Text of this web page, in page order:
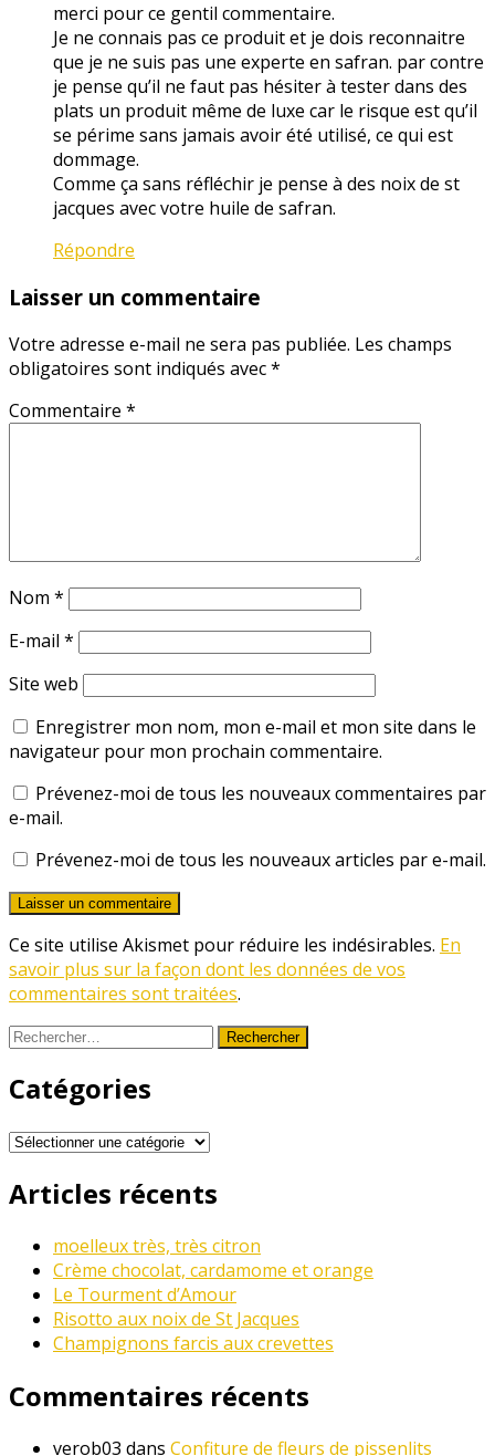
merci pour ce gentil commentaire.
Je ne connais pas ce produit et je dois reconnaitre
que je ne suis pas une experte en safran. par contre
je pense qu’il ne faut pas hésiter à tester dans des
plats un produit même de luxe car le risque est qu’il
se périme sans jamais avoir été utilisé, ce qui est
dommage.
Comme ça sans réfléchir je pense à des noix de st
jacques avec votre huile de safran.
Répondre
Laisser un commentaire
Votre adresse e-mail ne sera pas publiée. Les champs
obligatoires sont indiqués avec*
Commentaire *
Nom *
E-mail *
Site web
Enregistrer mon nom, mon e-mail et mon site dans le
navigateur pour mon prochain commentaire.
Prévenez-moi de tous les nouveaux commentaires par
e-mail.
Prévenez-moi de tous les nouveaux articles par e-mail.
Ce site utilise Akismet pour réduire les indésirables. En
savoir plus sur la façon dont les données de vos
commentaires sont traitées.
Rechercher :
Catégories
Catégories
Articles récents
moelleux très, très citron
Crème chocolat, cardamome et orange
Le Tourment d’Amour
Risotto aux noix de St Jacques
Champignons farcis aux crevettes
Commentaires récents
verob03 dans Confiture de fleurs de pissenlits